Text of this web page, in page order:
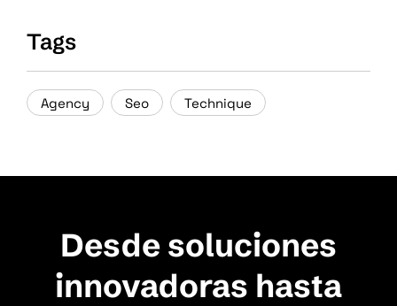
Tags
Agency Seo Technique
Desde soluciones
innovadoras hasta